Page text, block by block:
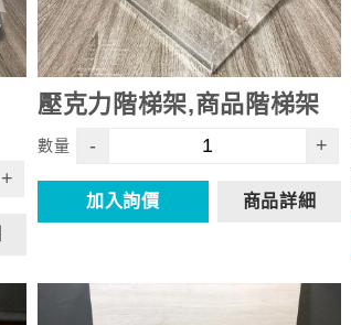
+
壓克力階梯架,商品階梯架
數量 - +
加入詢價 商品詳細